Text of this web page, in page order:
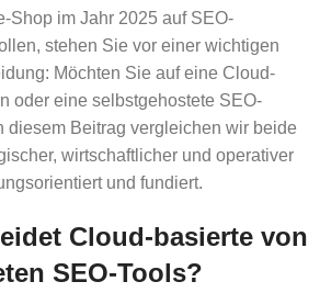
Shop im Jahr 2025 auf SEO-
stehen Sie vor einer wichtigen
Möchten Sie auf eine Cloud-
oder eine selbstgehostete SEO-
diesem Beitrag vergleichen wir beide
wirtschaftlicher und operativer
und fundiert.
Cloud-basierte von
SEO-Tools?